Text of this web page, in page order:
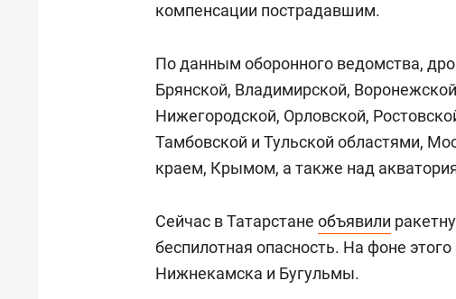
компенсации пострадавшим.
По данным оборонного ведомства,
Брянской, Владимирской,
Нижегородской, Орловской,
Тамбовской и Тульской областями,
краем, Крымом, а также над
Сейчас в Татарстане объявили
беспилотная опасность. На фоне
Нижнекамска и Бугульмы.